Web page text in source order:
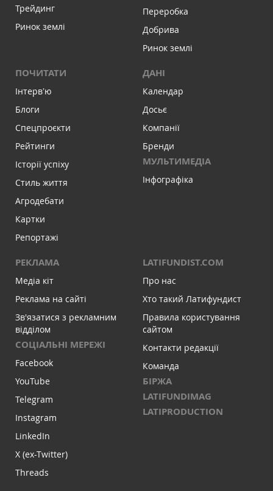
Трейдинг
Ринок землі
Переробка
Добрива
Ринок землі
ПОЧИТАТИ
Інтервʼю
Блоги
Спецпроєкти
Рейтинги
Історії успіху
Стиль життя
Агродебати
Картки
Репортажі
ДАНІ
Календар
Досьє
Компанії
Бренди
МУЛЬТИМЕДІА
Інфографіка
РЕКЛАМА
Медіа кіт
Реклама на сайті
Зв'язатися з рекламним
відділом
СОЦІАЛЬНІ МЕРЕЖІ
Facebook
YouTube
Telegram
Instagram
LinkedIn
X (ex-Twitter)
Threads
LATIFUNDIST.COM
Про нас
Хто такий Латифундист
Правила користування
сайтом
Контакти редакції
Команда
БІРЖА
LATIFUNDIMAG
LATIPRODUCTION